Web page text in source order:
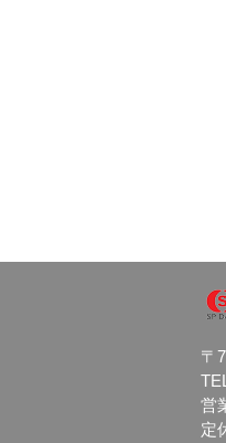
〒
営
定